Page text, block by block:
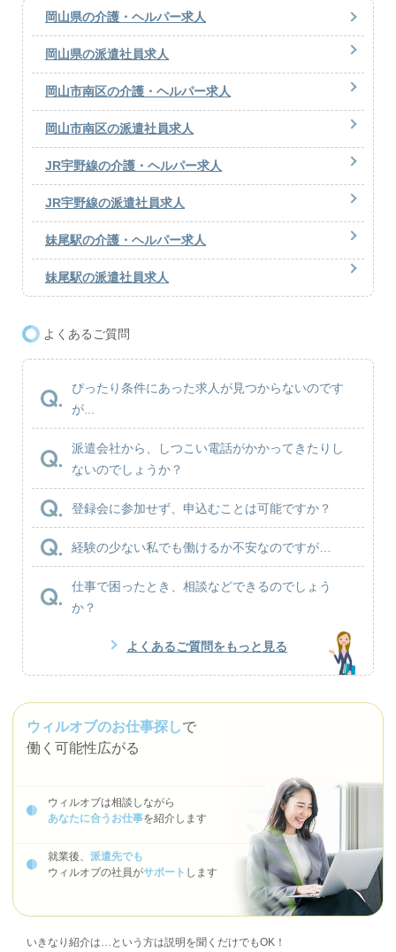
岡山県の介護・ヘルパー求人
岡山県の派遣社員求人
岡山市南区の介護・ヘルパー求人
岡山市南区の派遣社員求人
JR宇野線の介護・ヘルパー求人
JR宇野線の派遣社員求人
妹尾駅の介護・ヘルパー求人
妹尾駅の派遣社員求人
よくあるご質問
ぴったり条件にあった求人が見つからないのです
が...
派遣会社から、しつこい電話がかかってきたりし
ないのでしょうか？
登録会に参加せず、申込むことは可能ですか？
経験の少ない私でも働けるか不安なのですが…
仕事で困ったとき、相談などできるのでしょう
か？
よくあるご質問をもっと見る
ウィルオブのお仕事探しで
働く可能性広がる
ウィルオブは相談しながら
あなたに合うお仕事を紹介します
就業後、 派遣先でも
ウィルオブの社員がサポート します
いきなり紹介は…という方は説明を聞くだけでもOK！